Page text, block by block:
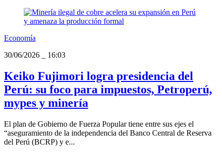
Economía
30/06/2026
16:03
Keiko Fujimori logra presidencia del
Perú: su foco para impuestos, Petroperú,
mypes y minería
El plan de Gobierno de Fuerza Popular tiene entre sus ejes el
“aseguramiento de la independencia del Banco Central de Reserva
del Perú (BCRP) y e...